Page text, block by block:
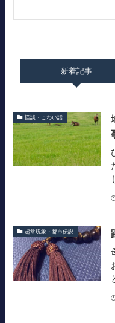
新着記事
怪談・こわい話
超常現象・都市伝説